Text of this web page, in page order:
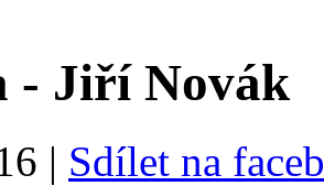
- Jiří Novák
| Sdílet na